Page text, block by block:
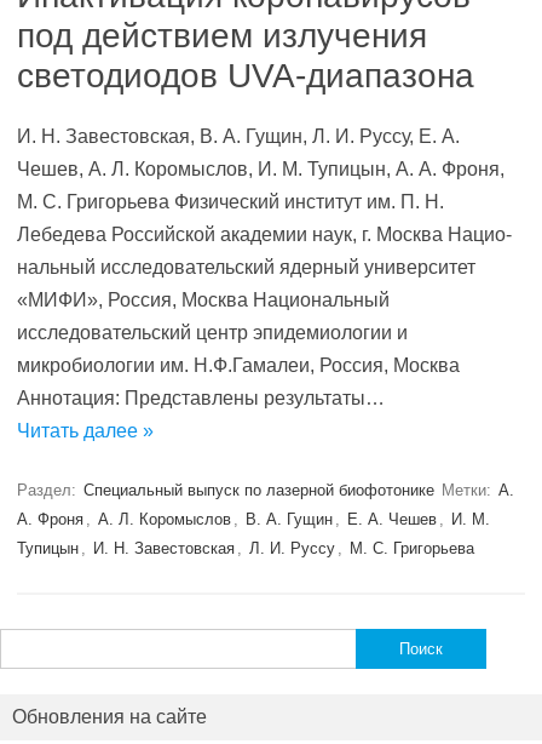
под действием излучения
светодиодов UVA-диапазона
И. Н. Завестовская, В. А. Гущин, Л. И. Руссу, Е. А.
Чешев, А. Л. Коромыслов, И. М. Тупицын, А. А. Фроня,
М. С. Григорьева Физический институт им. П. Н.
Лебедева Российской академии наук, г. Москва Нацио­
нальный исследовательский ядерный университет
«МИФИ», Рос­сия, Москва Национальный
исследовательский центр эпидемиологии и
микробиологии им. Н.Ф.Гамалеи, Россия, Москва
Аннотация: Представлены результаты…
Читать далее »
Раздел: Специальный выпуск по лазерной биофотонике Метки: А.
А. Фроня , А. Л. Коромыслов , В. А. Гущин , Е. А. Чешев , И. М.
Тупицын , И. Н. Завестовская , Л. И. Руссу , М. С. Григорьева
Обновления на сайте